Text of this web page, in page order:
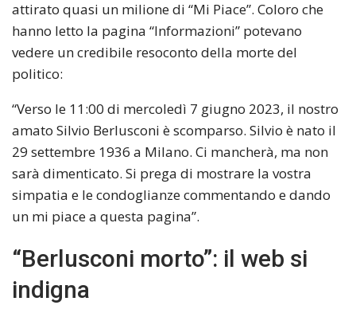
attirato quasi un milione di “Mi Piace”. Coloro che
hanno letto la pagina “Informazioni” potevano
vedere un credibile resoconto della morte del
politico:
“Verso le 11:00 di mercoledì 7 giugno 2023, il nostro
amato Silvio Berlusconi è scomparso. Silvio è nato il
29 settembre 1936 a Milano. Ci mancherà, ma non
sarà dimenticato. Si prega di mostrare la vostra
simpatia e le condoglianze commentando e dando
un mi piace a questa pagina”.
“Berlusconi morto”: il web si
indigna